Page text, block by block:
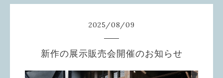
2025 /08 /09
新作の展示販売会開催のお知らせ